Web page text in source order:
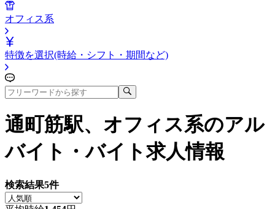
オフィス系
特徴を選択(時給・シフト・期間など)
通町筋駅、オフィス系のアル
バイト・バイト求人情報
検索結果5件